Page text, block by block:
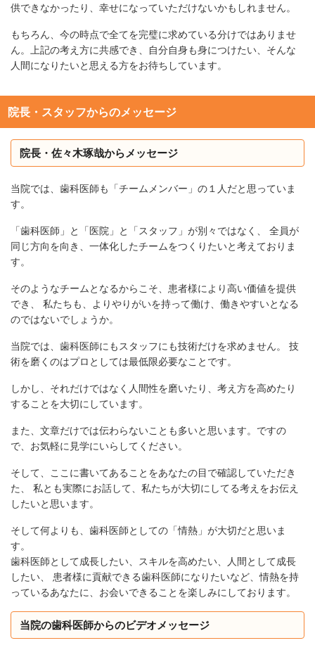
供できなかったり、幸せになっていただけないかもしれません。
もちろん、今の時点で全てを完璧に求めている分けではありませ
ん。上記の考え方に共感でき、自分自身も身につけたい、そんな
人間になりたいと思える方をお待ちしています。
院長・スタッフからのメッセージ
院長・佐々木琢哉からメッセージ
当院では、歯科医師も「チームメンバー」の１人だと思っていま
す。
「歯科医師」と「医院」と「スタッフ」が別々ではなく、 全員が
同じ方向を向き、一体化したチームをつくりたいと考えておりま
す。
そのようなチームとなるからこそ、患者様により高い価値を提供
でき、 私たちも、よりやりがいを持って働け、働きやすいとなる
のではないでしょうか。
当院では、歯科医師にもスタッフにも技術だけを求めません。 技
術を磨くのはプロとしては最低限必要なことです。
しかし、それだけではなく人間性を磨いたり、考え方を高めたり
することを大切にしています。
また、文章だけでは伝わらないことも多いと思います。ですの
で、お気軽に見学にいらしてください。
そして、ここに書いてあることをあなたの目で確認していただき
た、 私とも実際にお話して、私たちが大切にしてる考えをお伝え
したいと思います。
そして何よりも、歯科医師としての「情熱」が大切だと思いま
す。
歯科医師として成長したい、スキルを高めたい、人間として成長
したい、 患者様に貢献できる歯科医師になりたいなど、情熱を持
っているあなたに、お会いできることを楽しみにしております。
当院の歯科医師からのビデオメッセージ